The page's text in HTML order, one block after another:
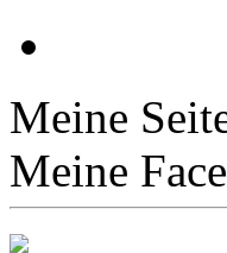
Meine
Meine